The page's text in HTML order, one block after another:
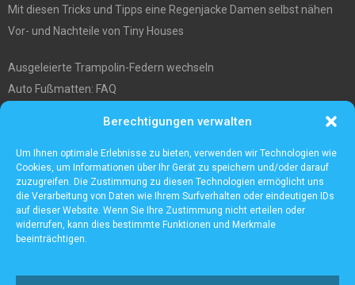
Berechtigungen verwalten
Um Ihnen optimale Erlebnisse zu bieten, verwenden wir Technologien wie
Cookies, um Informationen über Ihr Gerät zu speichern und/oder darauf
zuzugreifen. Die Zustimmung zu diesen Technologien ermöglicht uns
die Verarbeitung von Daten wie Ihrem Surfverhalten oder eindeutigen IDs
auf dieser Website. Wenn Sie Ihre Zustimmung nicht erteilen oder
widerrufen, kann dies bestimmte Funktionen und Merkmale
beeinträchtigen.
Mit diesen Tricks und Tipps eine Regenjacke Damen selbst nähen
Vor- und Nachteile von Tiny Houses
Ausgeleierte Trampolin-Federn wechseln
Auto Fußmatten: FAQ
Was Sie über die Außenlagerung von Waren und Produkten wissen
müssen